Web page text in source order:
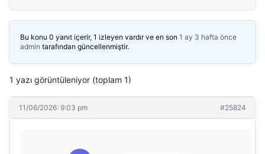
Bu konu 0 yanıt içerir, 1 izleyen vardır ve en son 1 ay 3 hafta önce
admin tarafından güncellenmiştir.
1 yazı görüntüleniyor (toplam 1)
11/06/2026: 9:03 pm #25824